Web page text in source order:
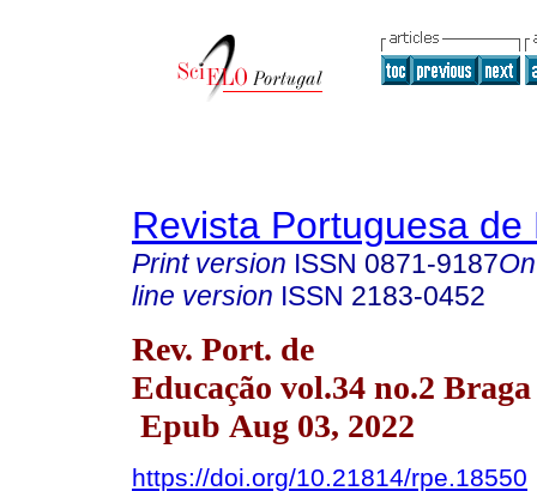
Revista Portuguesa de
Print version ISSN 0871-9187
line version ISSN 2183-0452
Rev. Port. de
Educação vol.34 no.2 Braga
Epub Aug 03, 2022
https://doi.org/10.21814/rpe.18550